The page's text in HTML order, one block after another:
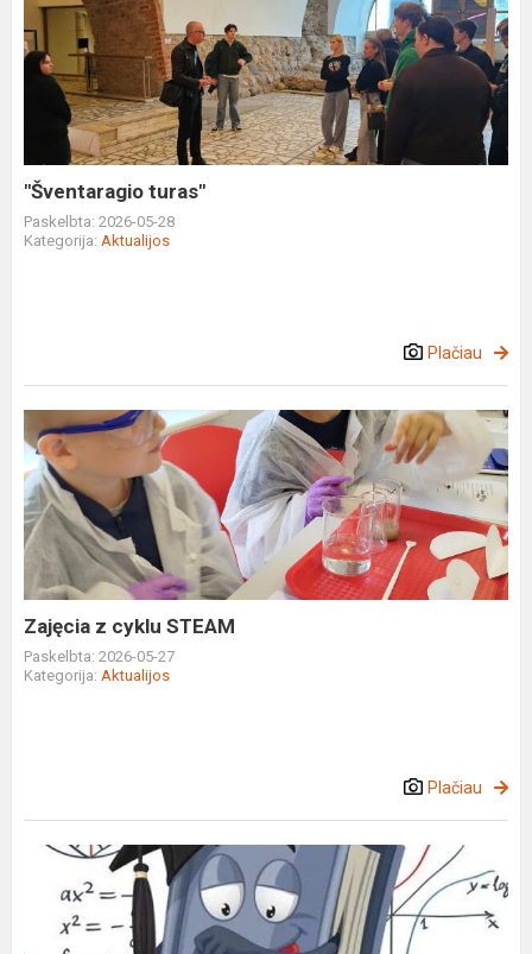
turas"
"Šventaragio turas"
Paskelbta: 2026-05-28
Kategorija: Aktualijos
Plačiau
Zajęcia
z
cyklu
STEAM
Zajęcia z cyklu STEAM
Paskelbta: 2026-05-27
Kategorija: Aktualijos
Plačiau
Wyniki
konkursu
matematycznego
"Kangur